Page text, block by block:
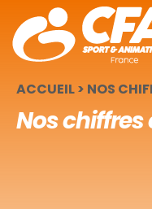
ACCUEIL> NOS
Nos chiffres
Panneau de gestion des